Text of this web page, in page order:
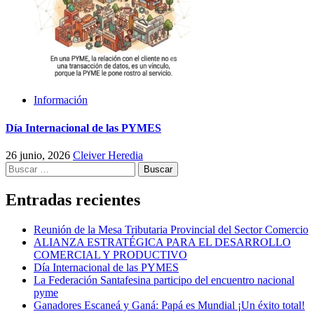
Información
Día Internacional de las PYMES
26 junio, 2026 Cleiver Heredia
Buscar:
Entradas recientes
Reunión de la Mesa Tributaria Provincial del Sector Comercio
ALIANZA ESTRATÉGICA PARA EL DESARROLLO
COMERCIAL Y PRODUCTIVO
Día Internacional de las PYMES
La Federación Santafesina participo del encuentro nacional
pyme
Ganadores Escaneá y Ganá: Papá es Mundial ¡Un éxito total!